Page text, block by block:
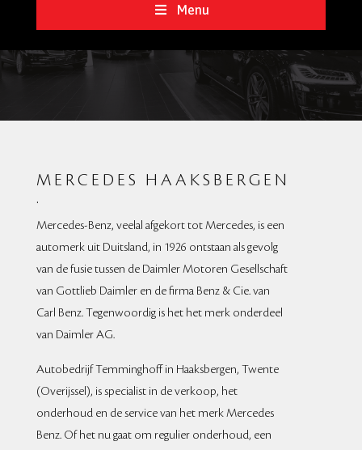
Menu
Uw audi, volkswagen, bmw, mini
& mercedes-benz specialist
BEKIJK AANBOD
MERCEDES HAAKSBERGEN
.
Mercedes-Benz, veelal afgekort tot Mercedes, is een
automerk uit Duitsland, in 1926 ontstaan als gevolg
van de fusie tussen de Daimler Motoren Gesellschaft
van Gottlieb Daimler en de firma Benz & Cie. van
Carl Benz. Tegenwoordig is het het merk onderdeel
van Daimler AG.
Autobedrijf Temminghoff in Haaksbergen, Twente
(Overijssel), is specialist in de verkoop, het
onderhoud en de service van het merk Mercedes
Benz. Of het nu gaat om regulier onderhoud, een